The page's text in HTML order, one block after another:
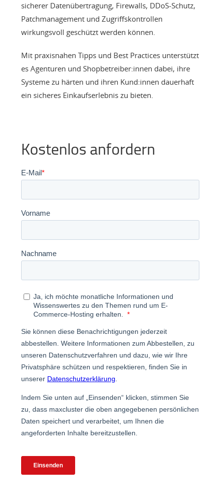
sicherer Datenübertragung, Firewalls, DDoS-Schutz,
Patchmanagement und Zugriffskontrollen
wirkungsvoll geschützt werden können.
Mit praxisnahen Tipps und Best Practices unterstützt
es Agenturen und Shopbetreiber:innen dabei, ihre
Systeme zu härten und ihren Kund:innen dauerhaft
ein sicheres Einkaufserlebnis zu bieten.
Kostenlos anfordern